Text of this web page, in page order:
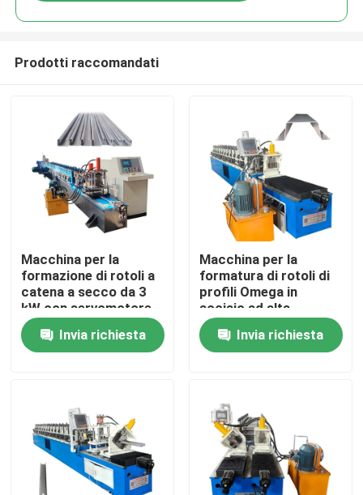
Casa
Prodotti
Giro della fabbrica
Controllo di qualità
Prodotti raccomandati
Macchina per la
formazione di rotoli a
catena a secco da 3
kW con servomotore
Invia richiesta
Macchina per la
formatura di rotoli di
profili Omega in
acciaio ad alta
velocità per taglio
volante personalizzato
Invia richiesta